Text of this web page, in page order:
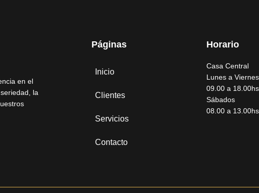
en el
la
Páginas
Inicio
Clientes
Servicios
Contacto
Horario
Casa Central
Lunes a Viernes
09.00 a 18.00hs
Sábados
08.00 a 13.00hs